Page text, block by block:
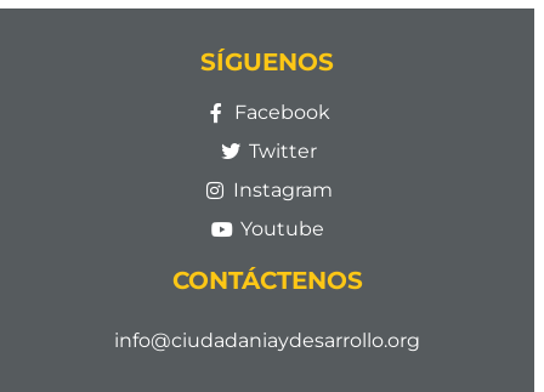
SÍGUENOS
Facebook
Twitter
Instagram
Youtube
CONTÁCTENOS
info@ciudadaniaydesarrollo.org